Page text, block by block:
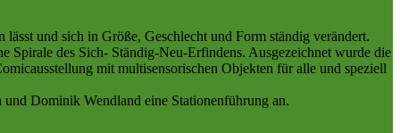
und sich in Größe, Geschlecht und Form ständig verändert.
Spirale des Sich- Ständig-Neu-Erfindens. Ausgezeichnet wurde die
mit multisensorischen Objekten für alle und speziell
Dominik Wendland eine Stationenführung an.